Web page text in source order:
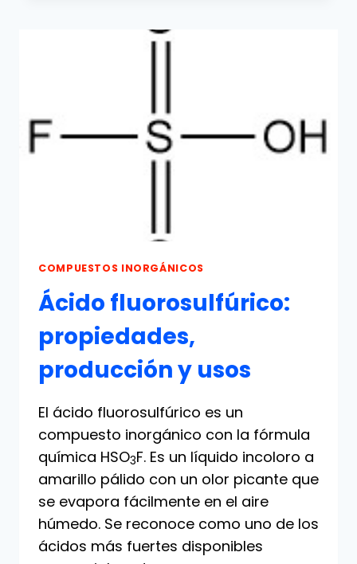
PRODUCCIÓN
COMPUESTOS INORGÁNICOS
Ácido fluorosulfúrico:
propiedades,
producción y usos
El ácido fluorosulfúrico es un
compuesto inorgánico con la fórmula
química HSO3F. Es un líquido incoloro a
amarillo pálido con un olor picante que
se evapora fácilmente en el aire
húmedo. Se reconoce como uno de los
ácidos más fuertes disponibles